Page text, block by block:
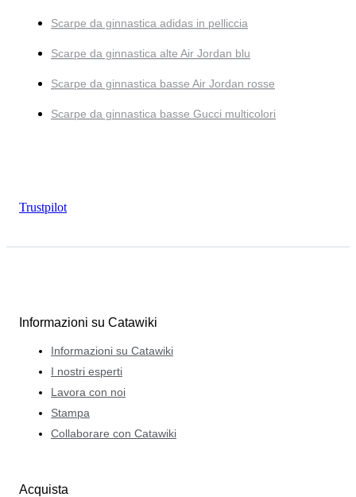
Scarpe da ginnastica adidas in pelliccia
Scarpe da ginnastica alte Air Jordan blu
Scarpe da ginnastica basse Air Jordan rosse
Scarpe da ginnastica basse Gucci multicolori
Trustpilot
Informazioni su Catawiki
Informazioni su Catawiki
I nostri esperti
Lavora con noi
Stampa
Collaborare con Catawiki
Acquista